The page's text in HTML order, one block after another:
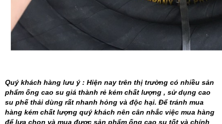
Quý khách hàng lưu ý : Hiện nay trên thị trường có nhiều sản
phẩm ống cao su giá thành rẻ kém chất lượng , sử dụng cao
su phế thải dùng rất nhanh hỏng và độc hại. Để tránh mua
hàng kém chất lượng quý khách nên cân nhắc việc mua hàng
để lựa chọn và mua được sản phẩm ống cao su tốt và chính